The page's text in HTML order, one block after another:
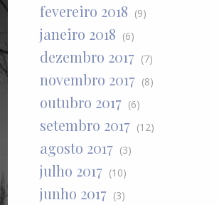
fevereiro 2018 (9)
janeiro 2018 (6)
dezembro 2017 (7)
novembro 2017 (8)
outubro 2017 (6)
setembro 2017 (12)
agosto 2017 (3)
julho 2017 (10)
junho 2017 (3)